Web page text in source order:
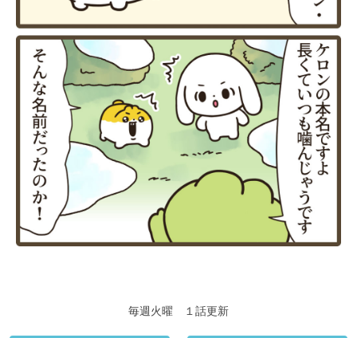
毎週火曜 １話更新